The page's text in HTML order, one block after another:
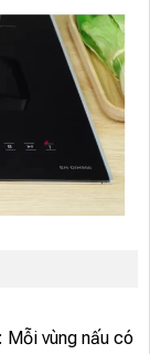
Mỗi vùng nấu có